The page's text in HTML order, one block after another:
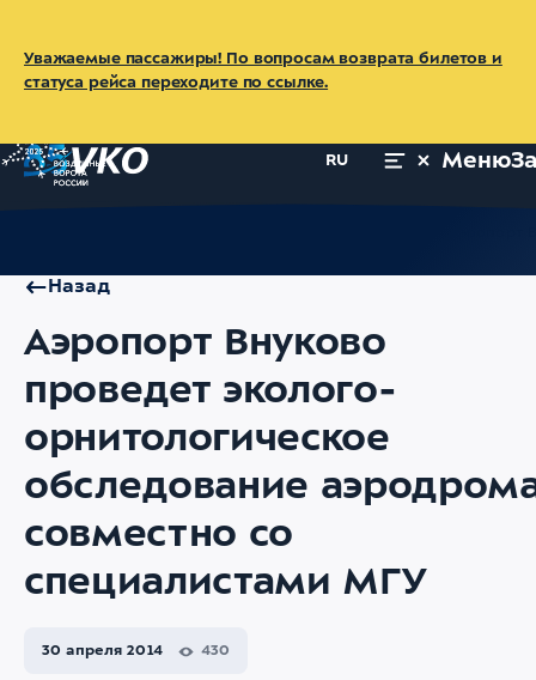
Уважаемые пассажиры! По вопросам возврата билетов и
статуса рейса переходите по ссылке.
RU Меню
Назад
Аэропорт Внуково
проведет эколого-
орнитологическое
обследование
совместно со
специалистами МГУ
30 апреля 2014 430